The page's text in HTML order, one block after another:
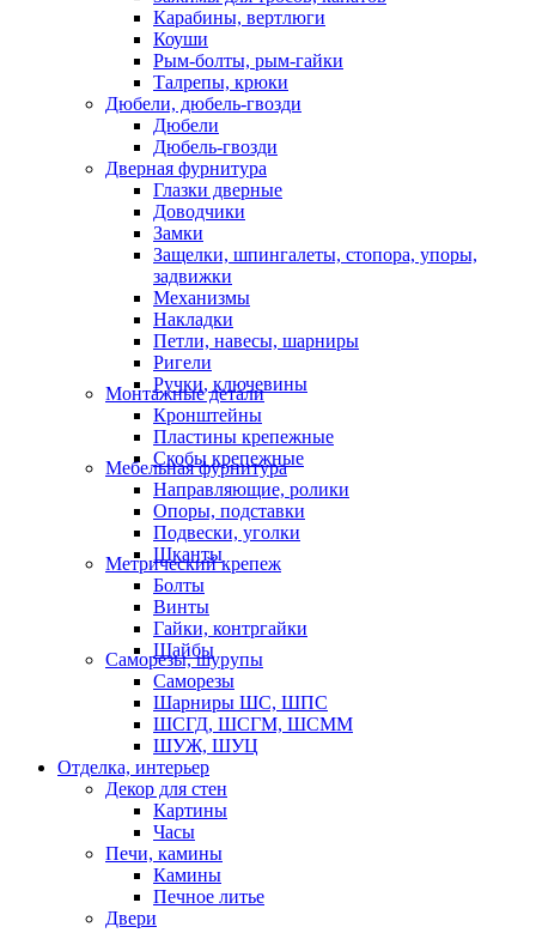
Карабины, вертлюги
Коуши
Рым-болты, рым-гайки
Талрепы, крюки
Дюбели, дюбель-гвозди
Дюбели
Дюбель-гвозди
Дверная фурнитура
Глазки дверные
Доводчики
Замки
Защелки, шпингалеты, стопора, упоры,
задвижки
Механизмы
Накладки
Петли, навесы, шарниры
Ригели
Ручки, ключевины
Монтажные детали
Кронштейны
Пластины крепежные
Скобы крепежные
Мебельная фурнитура
Направляющие, ролики
Опоры, подставки
Подвески, уголки
Шканты
Метрический крепеж
Болты
Винты
Гайки, контргайки
Шайбы
Саморезы, шурупы
Саморезы
Шарниры ШС, ШПС
ШСГД, ШСГМ, ШСММ
ШУЖ, ШУЦ
Отделка, интерьер
Декор для стен
Картины
Часы
Печи, камины
Камины
Печное литье
Двери